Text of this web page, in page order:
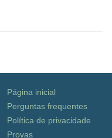
Página inicial
Perguntas frequentes
Política de privacidade
Provas